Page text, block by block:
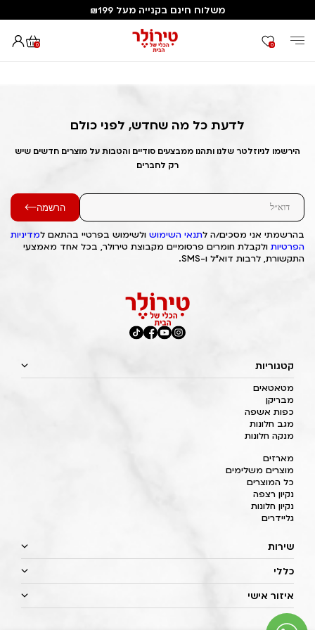
משלוח חינם בקנייה מעל ₪199
0 0
דף הבית Out of Stock Alert 2025/06/25 1750881150
לדעת כל מה שחדש, לפני כולם
הירשמו לניוזלטר שלנו ותהנו ממבצעים סודיים והטבות על מוצרים חדשים שיש
רק לחברים
הרשמה
בהרשמתי אני מסכים/ה לתנאי השימוש ולשימוש בפרטיי בהתאם למדיניות
הפרטיות ולקבלת חומרים פרסומיים מקבוצת טירולר, בכל אחד מאמצעי
התקשורת, לרבות דוא"ל ו-SMS.
קטגוריות
מטאטאים
מבריקן
כפות אשפה
מגב חלונות
מנקה חלונות
מארזים
מוצרים משלימים
כל המוצרים
נקיון רצפה
נקיון חלונות
גליידרים
שירות
כללי
איזור אישי